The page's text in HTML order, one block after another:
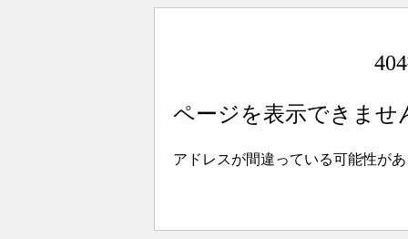
ページを表示できませ
アドレスが間違っている可能性が